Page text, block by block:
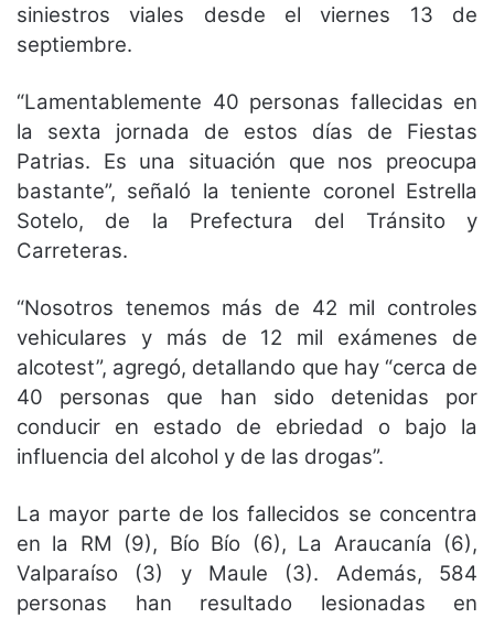
siniestros viales desde el viernes 13 de
septiembre.
“Lamentablemente 40 personas fallecidas en
la sexta jornada de estos días de Fiestas
Patrias. Es una situación que nos preocupa
bastante”, señaló la teniente coronel Estrella
Sotelo, de la Prefectura del Tránsito y
Carreteras.
“Nosotros tenemos más de 42 mil controles
vehiculares y más de 12 mil exámenes de
alcotest”, agregó, detallando que hay “cerca de
40 personas que han sido detenidas por
conducir en estado de ebriedad o bajo la
influencia del alcohol y de las drogas”.
La mayor parte de los fallecidos se concentra
en la RM (9), Bío Bío (6), La Araucanía (6),
Valparaíso (3) y Maule (3). Además, 584
personas han resultado lesionadas en